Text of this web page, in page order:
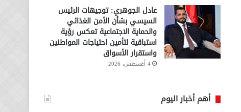
عادل الجوهري: توجيهات الرئيس
السيسي بشأن الأمن الغذائي
والحماية الاجتماعية تعكس رؤية
استباقية لتأمين احتياجات المواطنين
واستقرار الأسواق
4 أغسطس، 2026
أهم أخبار اليوم